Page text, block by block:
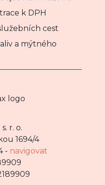
k DPH
cest
a mýtného
r. o.
1694/4
- navigovat